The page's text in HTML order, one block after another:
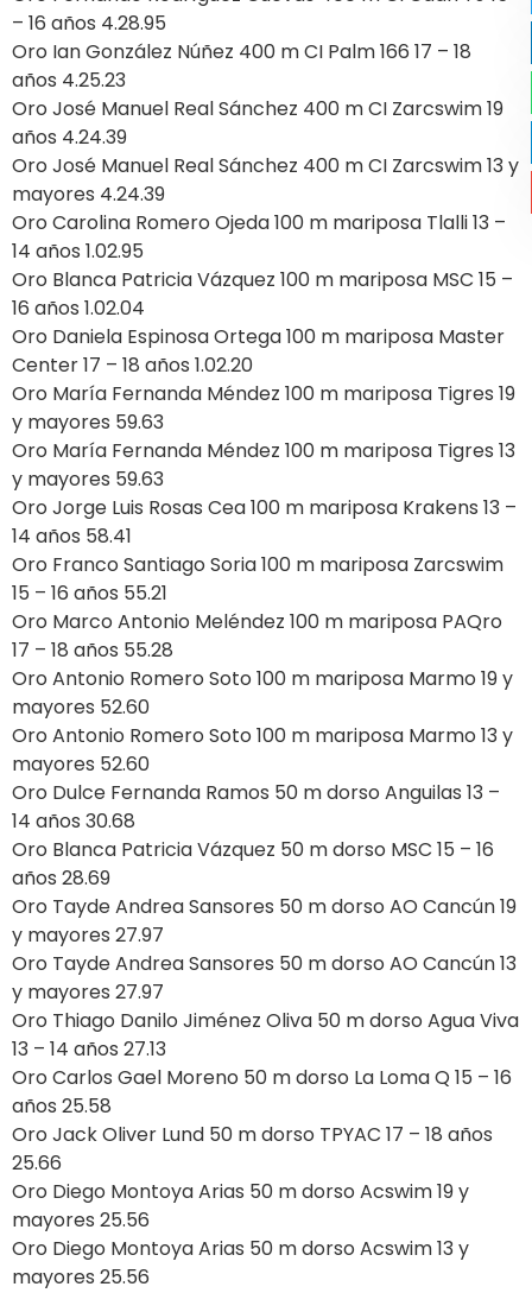
– 16 años 4.28.95
Oro Ian González Núñez 400 m CI Palm 166 17 – 18
años 4.25.23
Oro José Manuel Real Sánchez 400 m CI Zarcswim 19
años 4.24.39
Oro José Manuel Real Sánchez 400 m CI Zarcswim 13 y
mayores 4.24.39
Oro Carolina Romero Ojeda 100 m mariposa Tlalli 13 –
14 años 1.02.95
Oro Blanca Patricia Vázquez 100 m mariposa MSC 15 –
16 años 1.02.04
Oro Daniela Espinosa Ortega 100 m mariposa Master
Center 17 – 18 años 1.02.20
Oro María Fernanda Méndez 100 m mariposa Tigres 19
y mayores 59.63
Oro María Fernanda Méndez 100 m mariposa Tigres 13
y mayores 59.63
Oro Jorge Luis Rosas Cea 100 m mariposa Krakens 13 –
14 años 58.41
Oro Franco Santiago Soria 100 m mariposa Zarcswim
15 – 16 años 55.21
Oro Marco Antonio Meléndez 100 m mariposa PAQro
17 – 18 años 55.28
Oro Antonio Romero Soto 100 m mariposa Marmo 19 y
mayores 52.60
Oro Antonio Romero Soto 100 m mariposa Marmo 13 y
mayores 52.60
Oro Dulce Fernanda Ramos 50 m dorso Anguilas 13 –
14 años 30.68
Oro Blanca Patricia Vázquez 50 m dorso MSC 15 – 16
años 28.69
Oro Tayde Andrea Sansores 50 m dorso AO Cancún 19
y mayores 27.97
Oro Tayde Andrea Sansores 50 m dorso AO Cancún 13
y mayores 27.97
Oro Thiago Danilo Jiménez Oliva 50 m dorso Agua Viva
13 – 14 años 27.13
Oro Carlos Gael Moreno 50 m dorso La Loma Q 15 – 16
años 25.58
Oro Jack Oliver Lund 50 m dorso TPYAC 17 – 18 años
25.66
Oro Diego Montoya Arias 50 m dorso Acswim 19 y
mayores 25.56
Oro Diego Montoya Arias 50 m dorso Acswim 13 y
mayores 25.56